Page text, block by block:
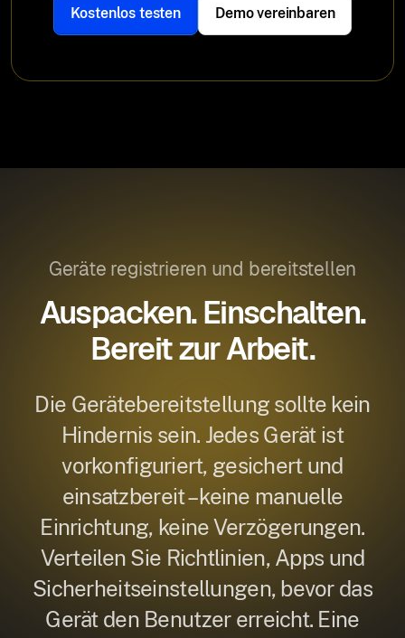
Kostenlos testen Demo vereinbaren
Geräte registrieren und bereitstellen
Auspacken. Einschalten.
Bereit zur Arbeit.
Die Gerätebereitstellung sollte kein
Hindernis sein. Jedes Gerät ist
vorkonfiguriert, gesichert und
einsatzbereit – keine manuelle
Einrichtung, keine Verzögerungen.
Verteilen Sie Richtlinien, Apps und
Sicherheitseinstellungen, bevor das
Gerät den Benutzer erreicht. Eine